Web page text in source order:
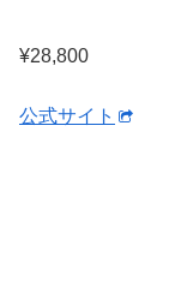
¥28,800
公式サイト